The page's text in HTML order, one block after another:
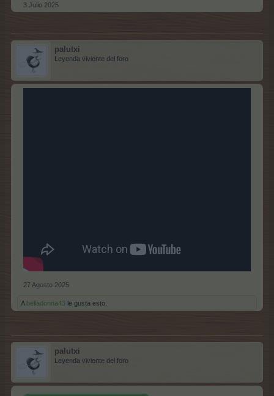
3 Julio 2025
palutxi
Leyenda viviente del foro
27 Agosto 2025
A belladonna43 le gusta esto.
palutxi
Leyenda viviente del foro